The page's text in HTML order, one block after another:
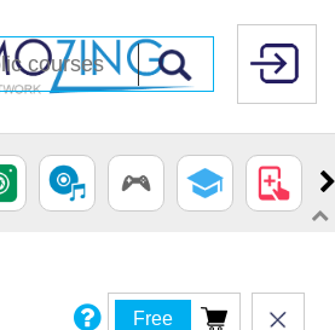
Free